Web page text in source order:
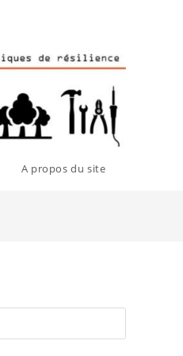
A propos du site
Escape